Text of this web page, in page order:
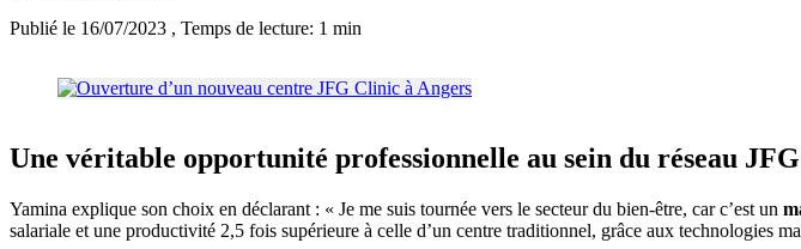
Publié le 16/07/2023 , Temps de lecture: 1 min
Une véritable opportunité professionnelle au sein du réseau
Yamina explique son choix en déclarant : « Je me suis tournée vers le secteur du bien-être, car c’est un
salariale et une productivité 2,5 fois supérieure à celle d’un centre traditionnel, grâce aux technologies